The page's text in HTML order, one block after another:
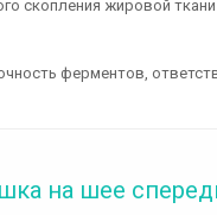
скопления жировой
ферментов,
на шее